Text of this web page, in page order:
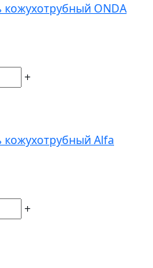
кожухотрубный ONDA
+
кожухотрубный Alfa
+